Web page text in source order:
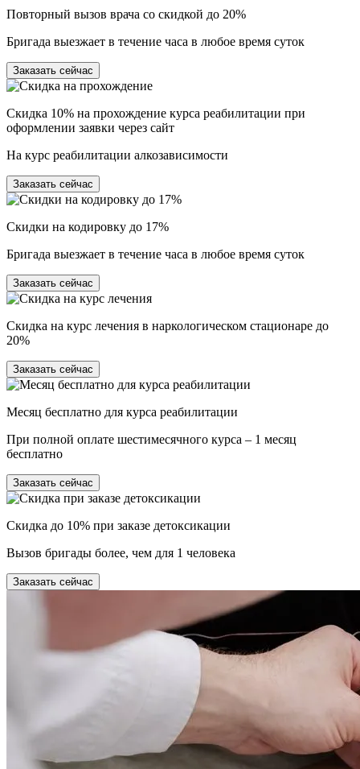
Повторный вызов врача со скидкой до 20%
Бригада выезжает в течение часа в любое время суток
Заказать сейчас
Скидка 10% на прохождение курса реабилитации при
оформлении заявки через сайт
На курс реабилитации алкозависимости
Заказать сейчас
Скидки на кодировку до 17%
Бригада выезжает в течение часа в любое время суток
Заказать сейчас
Скидка на курс лечения в наркологическом стационаре до
20%
Заказать сейчас
Месяц бесплатно для курса реабилитации
При полной оплате шестимесячного курса – 1 месяц
бесплатно
Заказать сейчас
Скидка до 10% при заказе детоксикации
Вызов бригады более, чем для 1 человека
Заказать сейчас